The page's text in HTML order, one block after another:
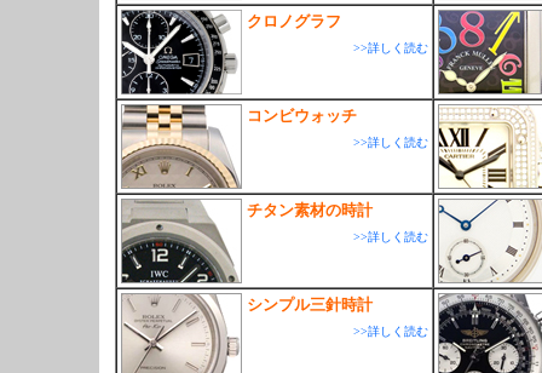
クロノグラフ
>>詳しく読む
コンビウォッチ
>>詳しく読む
チタン素材の時計
>>詳しく読む
シンプル三針時計
>>詳しく読む